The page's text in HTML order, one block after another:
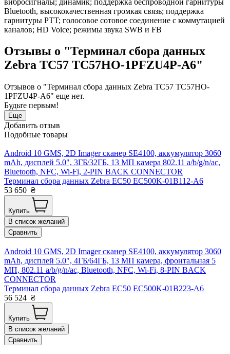
Bluetooth, высококачественная громкая связь; поддержка
гарнитуры PTT; голосовое сотовое соединение с коммутацией
каналов; HD Voice; режимы звука SWB и FB
Отзывы о "Терминал сбора данных
Zebra TC57 TC57HO-1PFZU4P-A6"
Отзывов о "Терминал сбора данных Zebra TC57 TC57HO-
1PFZU4P-A6" еще нет.
Будьте первым!
Еще
Добавить отзыв
Подобные товары
Android 10 GMS, 2D Imager сканер SE4100, аккумулятор 3060
mAh, дисплей 5.0", 3ГБ/32ГБ, 13 МП камера 802.11 a/b/g/n/ac,
Bluetooth, NFC, Wi-Fi, 2-PIN BACK CONNECTOR
Терминал сбора данных Zebra EC50 EC500K-01B112-A6
53 650 ₴
Купить
В список желаний
Сравнить
Android 10 GMS, 2D Imager сканер SE4100, аккумулятор 3060
mAh, дисплей 5.0", 4ГБ/64ГБ, 13 МП камера, фронтальная 5
МП, 802.11 a/b/g/n/ac, Bluetooth, NFC, Wi-Fi, 8-PIN BACK
CONNECTOR
Терминал сбора данных Zebra EC50 EC500K-01B223-A6
56 524 ₴
Купить
В список желаний
Сравнить